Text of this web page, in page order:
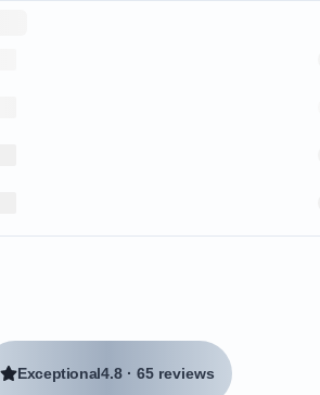
Exceptional4.8 ·65 reviews